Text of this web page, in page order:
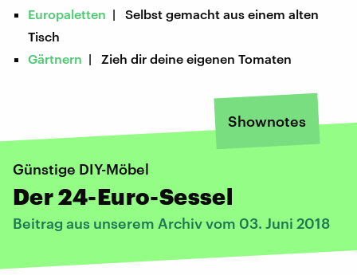
Europaletten | Selbst gemacht aus einem alten
Tisch
Gärtnern | Zieh dir deine eigenen Tomaten
Shownotes
Günstige DIY-Möbel
Der 24-Euro-Sessel
Beitrag aus unserem Archiv vom 03. Juni 2018